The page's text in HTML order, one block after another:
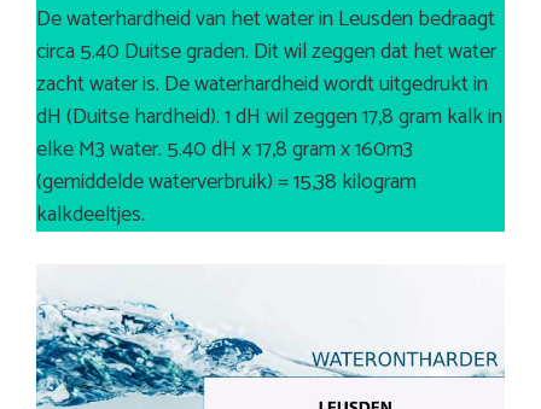
De waterhardheid van het water in Leusden bedraagt
circa 5.40 Duitse graden. Dit wil zeggen dat het water
zacht water is. De waterhardheid wordt uitgedrukt in
dH (Duitse hardheid). 1 dH wil zeggen 17,8 gram kalk in
elke M3 water. 5.40 dH x 17,8 gram x 160m3
(gemiddelde waterverbruik) = 15,38 kilogram
kalkdeeltjes.